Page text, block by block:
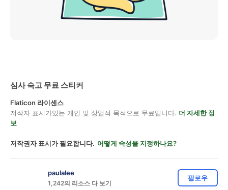
심사 숙고 무료 스티커
Flaticon 라이센스
저작자 표시가있는 개인 및 상업적 목적으로 무료입니다. 더 자세한 정
보
저작권자 표시가 필요합니다. 어떻게 속성을 지정하나요?
paulalee
1,242의 리소스 다 보기
팔로우